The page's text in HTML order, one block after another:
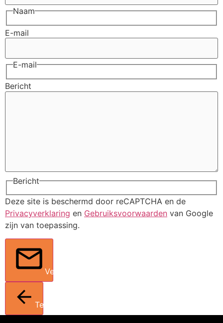
Naam
E-mail
E-mail
Bericht
Bericht
Deze site is beschermd door reCAPTCHA en de
Privacyverklaring en Gebruiksvoorwaarden van Google
zijn van toepassing.
Verstuur
Terug